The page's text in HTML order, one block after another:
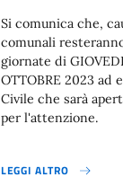
Si comunica che,
comunali
giornate di
OTTOBRE 2023 ad
Civile che sarà
per l'attenzione.
LEGGI ALTRO
CHIUSURA UFFICI